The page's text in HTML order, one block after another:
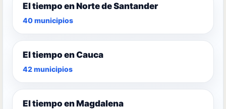
El tiempo en Norte de Santander
40 municipios
El tiempo en Cauca
42 municipios
El tiempo en Magdalena